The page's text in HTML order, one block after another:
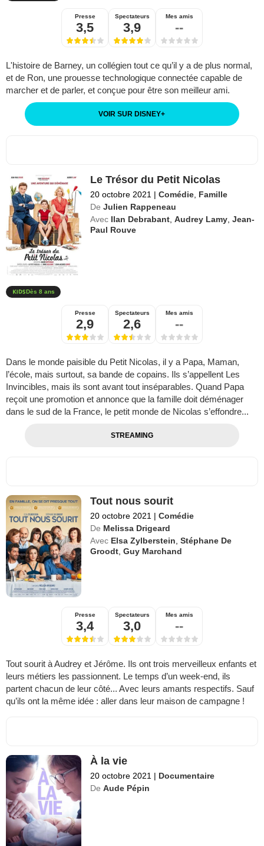
Presse
3,5
Spectateurs
3,9
Mes amis
--
L'histoire de Barney, un collégien tout ce qu’il y a de plus normal,
et de Ron, une prouesse technologique connectée capable de
marcher et de parler, et conçue pour être son meilleur ami.
VOIR SUR DISNEY+
Le Trésor du Petit Nicolas
20 octobre 2021 | Comédie Famille
De Julien Rappeneau
Avec Ilan Debrabant ,Audrey Lamy ,Jean-
Paul Rouve
Dès 8 ans
Presse
2,9
Spectateurs
2,6
Mes amis
--
Dans le monde paisible du Petit Nicolas, il y a Papa, Maman,
l’école, mais surtout, sa bande de copains. Ils s’appellent Les
Invincibles, mais ils sont avant tout inséparables. Quand Papa
reçoit une promotion et annonce que la famille doit déménager
dans le sud de la France, le petit monde de Nicolas s’effondre...
STREAMING
Tout nous sourit
20 octobre 2021 | Comédie
De Melissa Drigeard
Avec Elsa Zylberstein ,Stéphane De
Groodt ,Guy Marchand
Presse
3,4
Spectateurs
3,0
Mes amis
--
Tout sourit à Audrey et Jérôme. Ils ont trois merveilleux enfants et
leurs métiers les passionnent. Le temps d’un week-end, ils
partent chacun de leur côté... Avec leurs amants respectifs. Sauf
qu’ils ont la même idée : aller dans leur maison de campagne !
À la vie
20 octobre 2021 | Documentaire
De Aude Pépin